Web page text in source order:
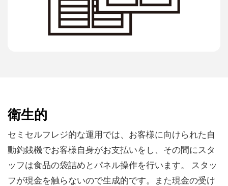
衛生的
セミセルフレジ的な運用では、お客様に向けられた自
動釣銭機でお客様自身がお支払いをし、その間にスタ
ッフは食品の袋詰めとパネル操作を行います。 スタッ
フが現金を触らないので生成的です。また現金の受け